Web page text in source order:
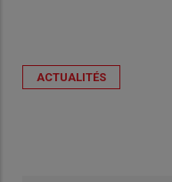
ACTUALITÉS